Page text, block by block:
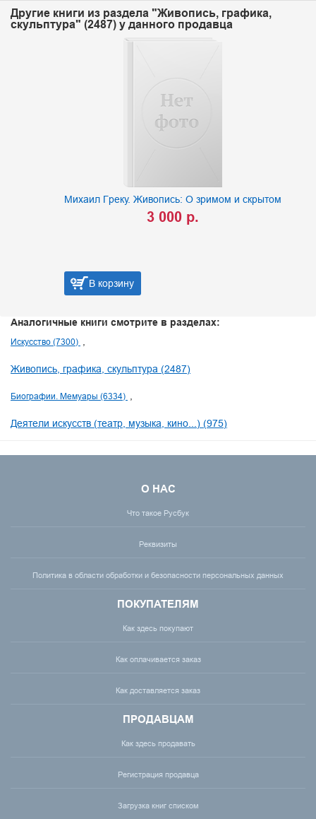
Другие книги из раздела "Живопись, графика,
скульптура" (2487) у данного продавца
Михаил Греку. Живопись: О зримом и скрытом
3 000 р.
В корзину
Аналогичные книги смотрите в разделах:
Искусство (7300)
Живопись, графика, скульптура (2487)
Биографии. Мемуары (6334)
Деятели искусств (театр, музыка, кино...) (975)
О НАС
Что такое Русбук
Реквизиты
Политика в области обработки и безопасности персональных данных
ПОКУПАТЕЛЯМ
Как здесь покупают
Как оплачивается заказ
Как доставляется заказ
ПРОДАВЦАМ
Как здесь продавать
Регистрация продавца
Загрузка книг списком